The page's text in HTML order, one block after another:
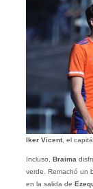
Iker Vicent, el
Incluso, Braima
verde. Remachó un
en la salida de